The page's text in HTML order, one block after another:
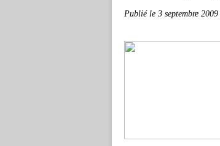
Publié le 3 septembre 2009